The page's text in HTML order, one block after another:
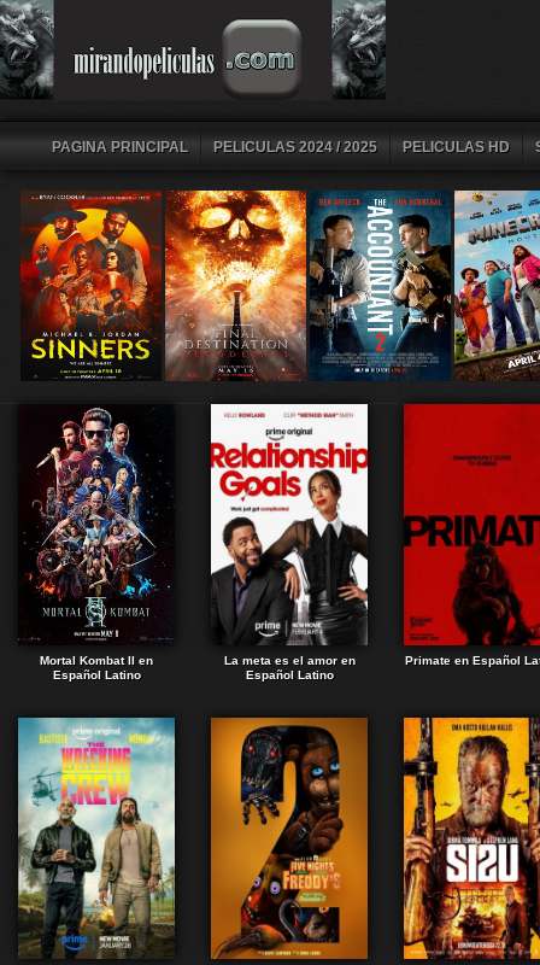
PAGINA PRINCIPAL PELICULAS 2024 / 2025 PELICULAS HD
Mortal Kombat II en
Español Latino
La meta es el amor en
Español Latino
Primate en Español